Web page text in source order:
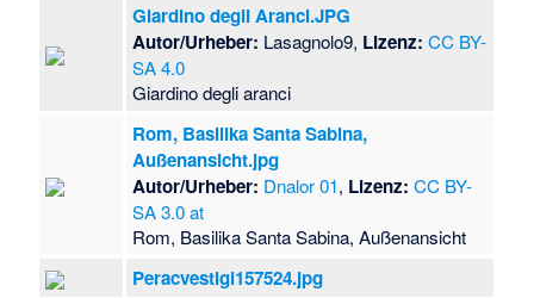
Giardino degli Aranci.JPG
Autor/Urheber: Lasagnolo9, Lizenz: CC BY-
SA 4.0
Giardino degli aranci
Rom, Basilika Santa Sabina,
Außenansicht.jpg
Autor/Urheber: Dnalor 01, Lizenz: CC BY-
SA 3.0 at
Rom, Basilika Santa Sabina, Außenansicht
Peracvestigi157524.jpg